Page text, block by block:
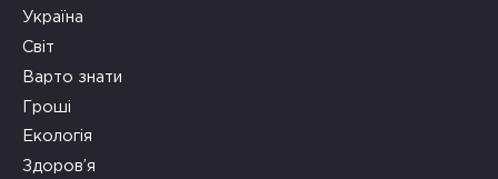
Україна
Світ
Варто знати
Гроші
Екологія
Здоров’я